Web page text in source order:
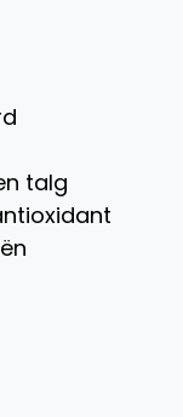
talg